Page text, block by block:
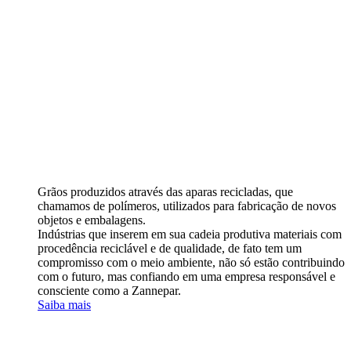
Grãos produzidos através das aparas recicladas, que
chamamos de polímeros, utilizados para fabricação de novos
objetos e embalagens.
Indústrias que inserem em sua cadeia produtiva materiais com
procedência reciclável e de qualidade, de fato tem um
compromisso com o meio ambiente, não só estão contribuindo
com o futuro, mas confiando em uma empresa responsável e
consciente como a Zannepar.
Saiba mais